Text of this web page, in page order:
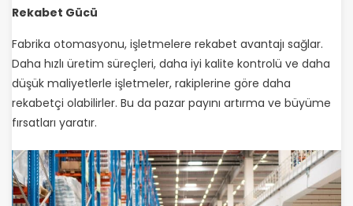
Rekabet Gücü
Fabrika otomasyonu, işletmelere rekabet avantajı sağlar.
Daha hızlı üretim süreçleri, daha iyi kalite kontrolü ve daha
düşük maliyetlerle işletmeler, rakiplerine göre daha
rekabetçi olabilirler. Bu da pazar payını artırma ve büyüme
fırsatları yaratır.